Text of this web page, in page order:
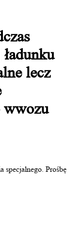
lecz
wwozu
specjalnego. Prośbę